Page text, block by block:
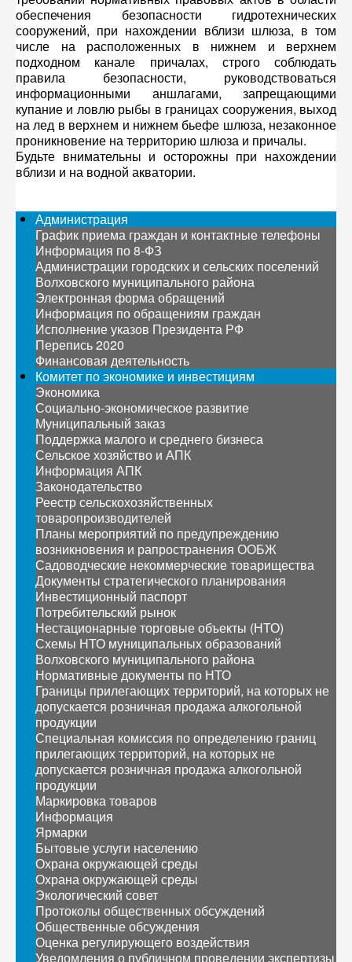
обеспечения безопасности гидротехнических
сооружений, при нахождении вблизи шлюза, в том
числе на расположенных в нижнем и верхнем
подходном канале причалах, строго соблюдать
правила безопасности, руководствоваться
информационными аншлагами, запрещающими
купание и ловлю рыбы в границах сооружения, выход
на лед в верхнем и нижнем бьефе шлюза, незаконное
проникновение на территорию шлюза и причалы.
Будьте внимательны и осторожны при нахождении
вблизи и на водной акватории.
Администрация
График приема граждан и контактные телефоны
Информация по 8-ФЗ
Администрации городских и сельских поселений
Волховского муниципального района
Электронная форма обращений
Информация по обращениям граждан
Исполнение указов Президента РФ
Перепись 2020
Финансовая деятельность
Комитет по экономике и инвестициям
Экономика
Социально-экономическое развитие
Муниципальный заказ
Поддержка малого и среднего бизнеса
Сельское хозяйство и АПК
Информация АПК
Законодательство
Реестр сельскохозяйственных
товаропроизводителей
Планы мероприятий по предупреждению
возникновения и рапространения ООБЖ
Садоводческие некоммерческие товарищества
Документы стратегического планирования
Инвестиционный паспорт
Потребительский рынок
Нестационарные торговые объекты (НТО)
Схемы НТО муниципальных образований
Волховского муниципального района
Нормативные документы по НТО
Границы прилегающих территорий, на которых не
допускается розничная продажа алкогольной
продукции
Специальная комиссия по определению границ
прилегающих территорий, на которых не
допускается розничная продажа алкогольной
продукции
Маркировка товаров
Информация
Ярмарки
Бытовые услуги населению
Охрана окружающей среды
Охрана окружающей среды
Экологический совет
Протоколы общественных обсуждений
Общественные обсуждения
Оценка регулирующего воздействия
Уведомления о публичном проведении экспертизы